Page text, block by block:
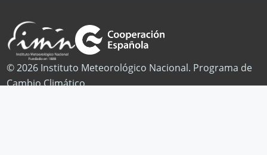
© 2026 Instituto Meteorológico Nacional. Programa de
Cambio Climático.